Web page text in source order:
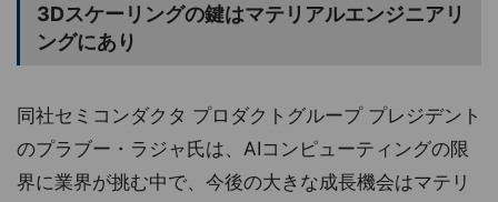
3Dスケーリングの鍵はマテリアルエンジニアリ
ングにあり
同社セミコンダクタ プロダクトグループ プレジデント
のプラブー・ラジャ氏は、AIコンピューティングの限
界に業界が挑む中で、今後の大きな成長機会はマテリ